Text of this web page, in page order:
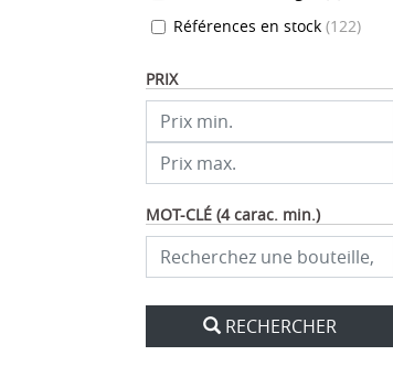
Références en stock (122)
PRIX
MOT-CLÉ (4 carac. min.)
RECHERCHER